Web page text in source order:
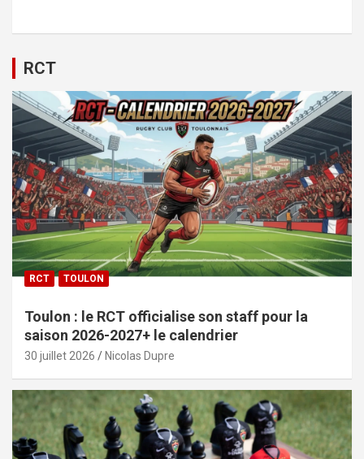
RCT
RCT TOULON
Toulon : le RCT officialise son staff pour la
saison 2026-2027+ le calendrier
30 juillet 2026 Nicolas Dupre